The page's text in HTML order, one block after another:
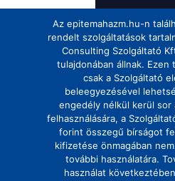
Az epitemahazm.hu-n
rendelt szolgáltatások
Consulting Szolgáltató
tulajdonában állnak. Ezen
csak a Szolgáltató
beleegyezésével
engedély nélkül kerül sor
felhasználására, a
forint összegű bírságot
kifizetése önmagában
további használatára.
használat